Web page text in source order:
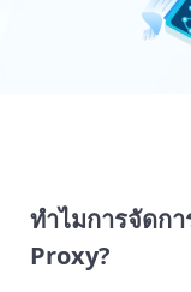
ทำไมการจัดก
Proxy?